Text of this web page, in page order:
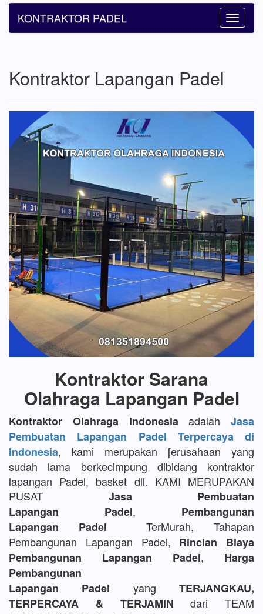
Toggle
KONTRAKTOR PADEL
Kontraktor Lapangan Padel
Kontraktor Sarana
Olahraga Lapangan Padel
Kontraktor Olahraga Indonesia adalah Jasa
Pembuatan Lapangan Padel Terpercaya di
Indonesia, kami merupakan [erusahaan yang
sudah lama berkecimpung dibidang kontraktor
lapangan Padel, basket dll. KAMI MERUPAKAN
PUSAT Jasa Pembuatan
Lapangan Padel, Pembangunan
Lapangan Padel TerMurah, Tahapan
Pembangunan Lapangan Padel, Rincian Biaya
Pembangunan Lapangan Padel, Harga
Pembangunan
Lapangan Padel yangTERJANGKAU,
TERPERCAYA & TERJAMIN dari TEAM